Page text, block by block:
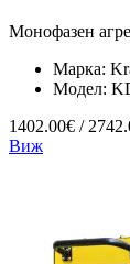
Монофазен
Марка:
Модел:
1402.00€ /
Виж